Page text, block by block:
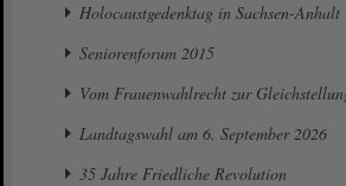
Holocaustgedenktag in Sachsen-Anhalt
Seniorenforum 2015
Vom Frauenwahlrecht zur
Landtagswahl am 6. September 2026
35 Jahre Friedliche Revolution